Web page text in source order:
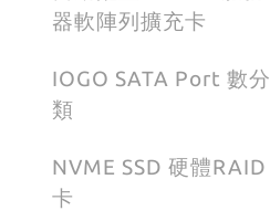
器軟陣列擴充卡
IOGO SATA Port 數分
類
NVME SSD 硬體RAID
卡